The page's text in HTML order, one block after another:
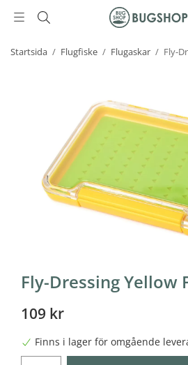
Startsida / Flugfiske / Flugaskar / Fly-
Fly-Dressing Yellow
109 kr
Finns i lager för omgående